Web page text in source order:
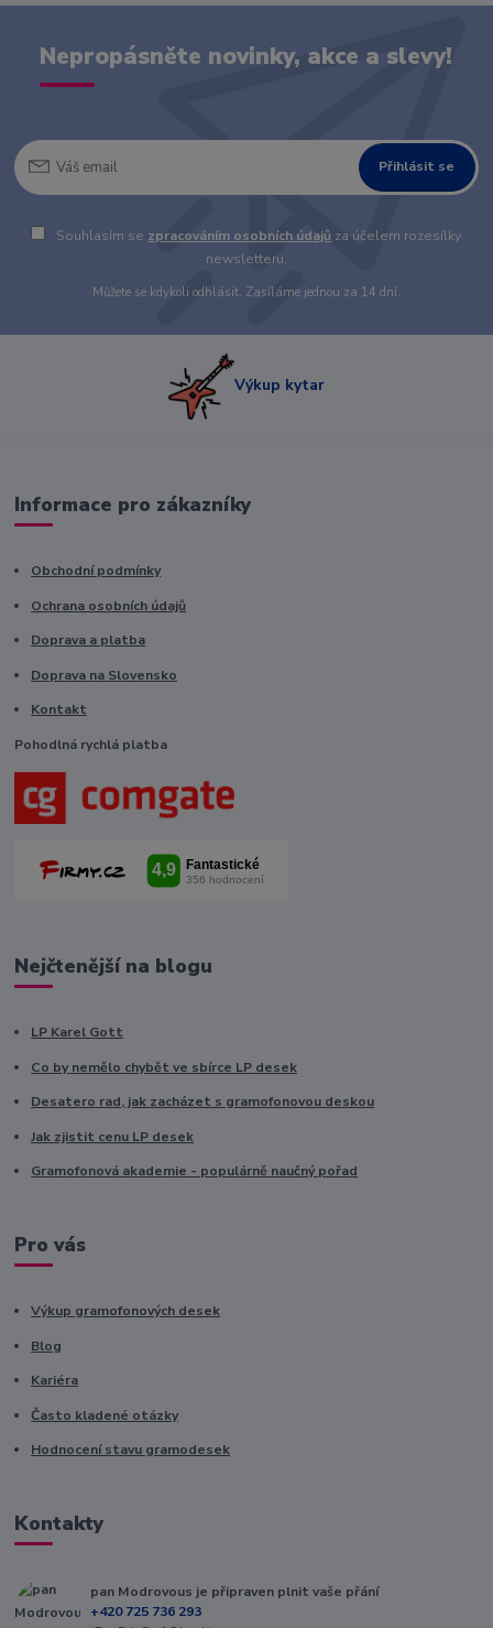
Nepropásněte novinky, akce a slevy!
Přihlásit se
Souhlasím se zpracováním osobních údajů za účelem rozesílky
newsletteru.
Můžete se kdykoli odhlásit. Zasíláme jednou za 14 dní.
Výkup kytar
Informace pro zákazníky
Obchodní podmínky
Ochrana osobních údajů
Doprava a platba
Doprava na Slovensko
Kontakt
Pohodlná rychlá platba
Nejčtenější na blogu
LP Karel Gott
Co by nemělo chybět ve sbírce LP desek
Desatero rad, jak zacházet s gramofonovou deskou
Jak zjistit cenu LP desek
Gramofonová akademie - populárně naučný pořad
Pro vás
Výkup gramofonových desek
Blog
Kariéra
Často kladené otázky
Hodnocení stavu gramodesek
Kontakty
pan Modrovous je připraven plnit vaše přání
+420 725 736 293